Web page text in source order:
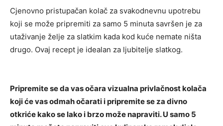
Cjenovno pristupačan kolač za svakodnevnu upotrebu
koji se može pripremiti za samo 5 minuta savršen je za
utaživanje želje za slatkim kada kod kuće nemate ništa
drugo. Ovaj recept je idealan za ljubitelje slatkog.
Pripremite se da vas očara vizualna privlačnost kolača
koji će vas odmah očarati i pripremite se za divno
otkriće kako se lako i brzo može napraviti. U samo 5